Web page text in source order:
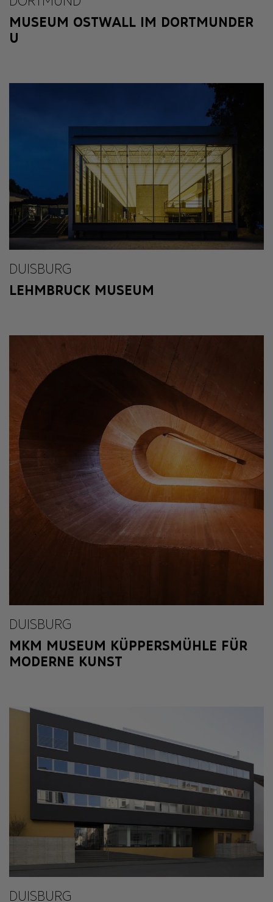
MUSEUM OSTWALL IM DORTMUNDER
U
DUISBURG
LEHMBRUCK MUSEUM
DUISBURG
MKM MUSEUM KÜPPERSMÜHLE FÜR
MODERNE KUNST
DUISBURG